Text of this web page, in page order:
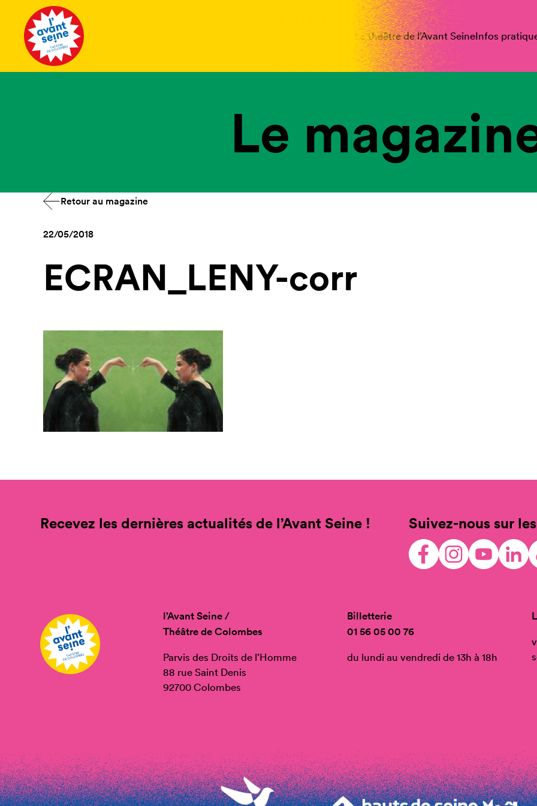
Le théâtre de l’Avant SeineInfos
Le
Retour au magazine
22/05/2018
ECRAN_LENY-corr
Recevez les dernières actualités de l’Avant Seine ! Suivez-nous sur
l’Avant Seine /
Théâtre de Colombes
Parvis des Droits de l’Homme
88 rue Saint Denis
92700 Colombes
Billetterie
01 56 05 00 76
du lundi au vendredi de 13h à 18h